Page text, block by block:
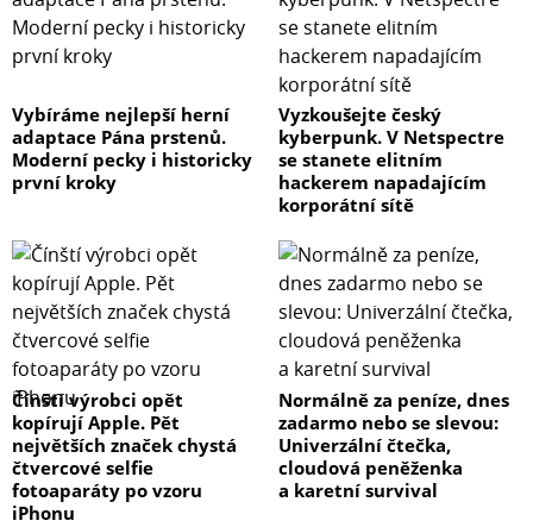
Vybíráme nejlepší herní
adaptace Pána prstenů.
Moderní pecky i historicky
první kroky
Vyzkoušejte český
kyberpunk. V Netspectre
se stanete elitním
hackerem napadajícím
korporátní sítě
Čínští výrobci opět
kopírují Apple. Pět
největších značek chystá
čtvercové selfie
fotoaparáty po vzoru
iPhonu
Normálně za peníze, dnes
zadarmo nebo se slevou:
Univerzální čtečka,
cloudová peněženka
a karetní survival